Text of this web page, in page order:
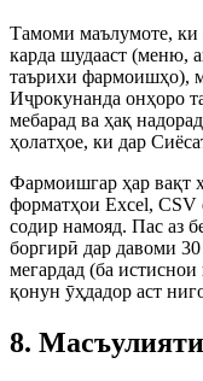
Тамоми маълумоте,
карда шудааст (меню,
таърихи фармоишҳо),
Иҷрокунанда онҳоро
мебарад ва ҳақ
ҳолатҳое, ки дар
Фармоишгар ҳар вақт
форматҳои Excel, CSV
содир намояд. Пас аз
боргирӣ дар давоми 30
мегардад (ба
қонун ӯҳдадор аст
8.